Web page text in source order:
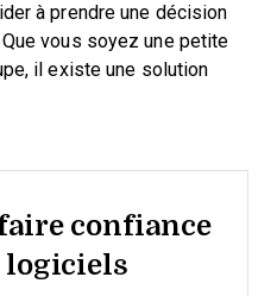
à prendre une décision
vous soyez une petite
il existe une solution
confiance
logiciels